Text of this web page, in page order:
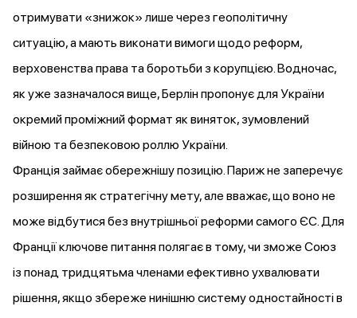
отримувати «знижок» лише через геополітичну
ситуацію, а мають виконати вимоги щодо реформ,
верховенства права та боротьби з корупцією. Водночас,
як уже зазначалося вище, Берлін пропонує для України
окремий проміжний формат як виняток, зумовлений
війною та безпековою роллю України.
Франція займаєобережнішу позицію. Париж не заперечує
розширення як стратегічну мету, але вважає, що воно не
може відбутися без внутрішньої реформи самого ЄС. Для
Франції ключове питання полягає в тому, чи зможе Союз
із понад тридцятьма членами ефективно ухвалювати
рішення, якщо збереже нинішню систему одностайності в